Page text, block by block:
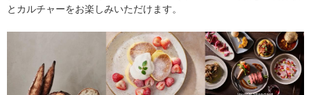
とカルチャーをお楽しみいただけます。